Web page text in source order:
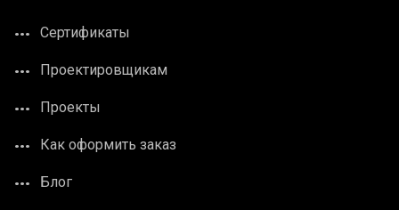
Сертификаты
Проектировщикам
Проекты
Как оформить заказ
Блог